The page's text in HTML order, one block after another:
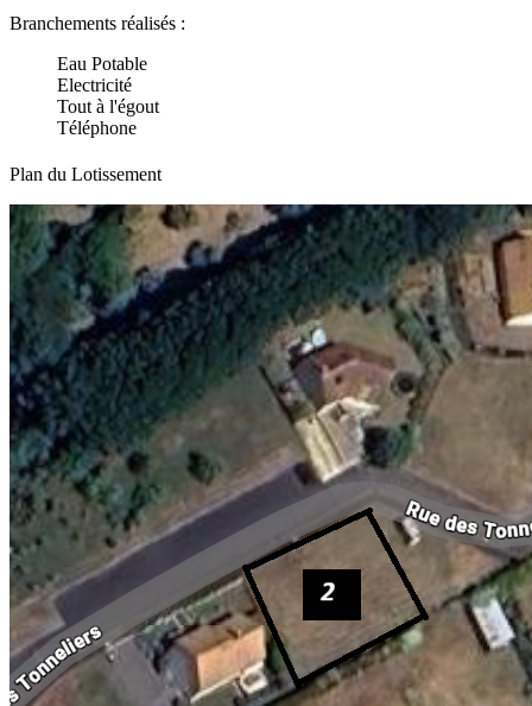
Branchements réalisés :
Eau Potable
Electricité
Tout à l'égout
Téléphone
Plan du Lotissement